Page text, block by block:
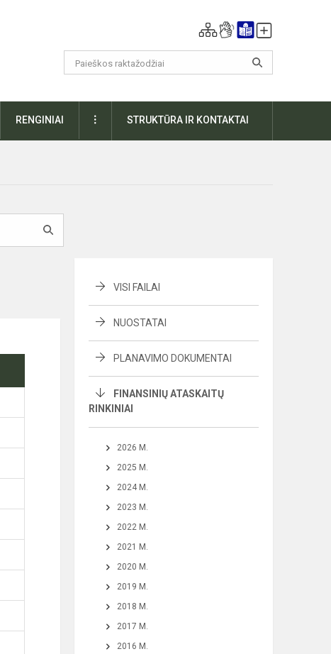
RENGINIAI DAUGIAUSTRUKTŪRA IR KONTAKTAI
VISI FAILAI
NUOSTATAI
PLANAVIMO DOKUMENTAI
FINANSINIŲ ATASKAITŲ
RINKINIAI
2026 M.
2025 M.
2024 M.
2023 M.
2022 M.
2021 M.
2020 M.
2019 M.
2018 M.
2017 M.
2016 M.